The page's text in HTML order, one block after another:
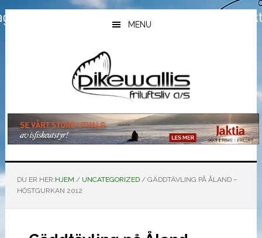
Hopp
til
Hopp
til
Hopp
til
MENU
DU ER HER:HJEM / UNCATEGORIZED /GÄDDTÄVLING PÅ ÅLAND –
HÖSTGURKAN 2012